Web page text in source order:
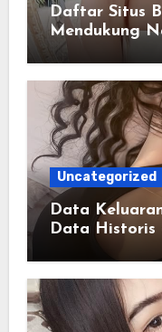
Daftar Situs
Mendukung
Digital
Uncategorized
Data
Data Historis